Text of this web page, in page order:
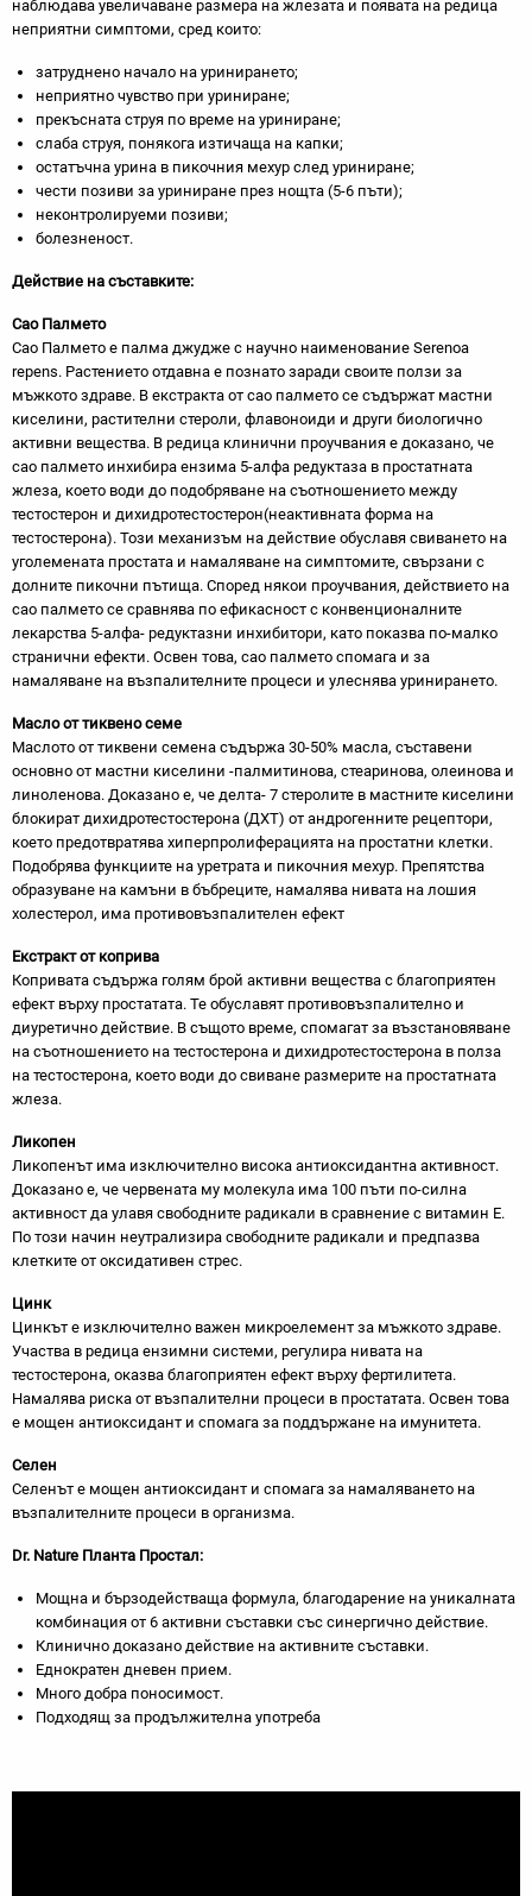
наблюдава увеличаване размера на жлезата и появата на редица
неприятни симптоми, сред които:
затруднено начало на уринирането;
неприятно чувство при уриниране;
прекъсната струя по време на уриниране;
слаба струя, понякога изтичаща на капки;
остатъчна урина в пикочния мехур след уриниране;
чести позиви за уриниране през нощта (5-6 пъти);
неконтролируеми позиви;
болезненост.
Действие на съставките:
Сао Палмето
Сао Палмето е палма джудже с научно наименование Serenoa
repens. Растението отдавна е познато заради своите ползи за
мъжкото здраве. В екстракта от сао палмето се съдържат мастни
киселини, растителни стероли, флавоноиди и други биологично
активни вещества. В редица клинични проучвания е доказано, че
сао палмето инхибира ензима 5-алфа редуктаза в простатната
жлеза, което води до подобряване на съотношението между
тестостерон и дихидротестостерон(неактивната форма на
тестостерона). Този механизъм на действие обуславя свиването на
уголемената простата и намаляване на симптомите, свързани с
долните пикочни пътища. Според някои проучвания, действието на
сао палмето се сравнява по ефикасност с конвенционалните
лекарства 5-алфа- редуктазни инхибитори, като показва по-малко
странични ефекти. Освен това, сао палмето спомага и за
намаляване на възпалителните процеси и улеснява уринирането.
Масло от тиквено семе
Маслото от тиквени семена съдържа 30-50% масла, съставени
основно от мастни киселини -палмитинова, стеаринова, олеинова и
линоленова. Доказано е, че делта- 7 стеролите в мастните киселини
блокират дихидротестостерона (ДХТ) от андрогенните рецептори,
което предотвратява хиперпролиферацията на простатни клетки.
Подобрява функциите на уретрата и пикочния мехур. Препятства
образуване на камъни в бъбреците, намалява нивата на лошия
холестерол, има противовъзпалителен ефект
Екстракт от коприва
Копривата съдържа голям брой активни вещества с благоприятен
ефект върху простатата. Те обуславят противовъзпалително и
диуретично действие. В същото време, спомагат за възстановяване
на съотношението на тестостерона и дихидротестостерона в полза
на тестостерона, което води до свиване размерите на простатната
жлеза.
Ликопен
Ликопенът има изключително висока антиоксидантна активност.
Доказано е, че червената му молекула има 100 пъти по-силна
активност да улавя свободните радикали в сравнение с витамин Е.
По този начин неутрализира свободните радикали и предпазва
клетките от оксидативен стрес.
Цинк
Цинкът е изключително важен микроелемент за мъжкото здраве.
Участва в редица ензимни системи, регулира нивата на
тестостерона, оказва благоприятен ефект върху фертилитета.
Намалява риска от възпалителни процеси в простатата. Освен това
е мощен антиоксидант и спомага за поддържане на имунитета.
Селен
Селенът е мощен антиоксидант и спомага за намаляването на
възпалителните процеси в организма.
Dr. Nature Планта Простал:
Мощна и бързодействаща формула, благодарение на уникалната
комбинация от 6 активни съставки със синергично действие.
Клинично доказано действие на активните съставки.
Еднократен дневен прием.
Много добра поносимост.
Подходящ за продължителна употреба